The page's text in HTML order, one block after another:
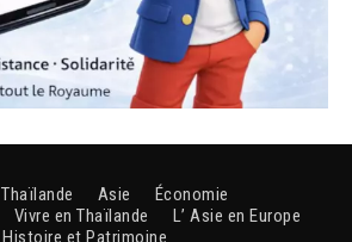
Thaïlande Asie
Économie
Vivre en Thaïlande
L’ Asie en Europe